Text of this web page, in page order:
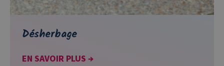
Désherbage
EN SAVOIR PLUS →